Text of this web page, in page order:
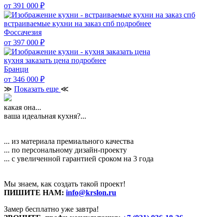
от 391 000 ₽
встраиваемые кухни на заказ спб подробнее
Фоссачезия
от 397 000 ₽
кухня заказать цена подробнее
Бранци
от 346 000 ₽
≫ Показать еще ≪
какая она...
ваша идеальная кухня?...
... из материала премиального качества
... по персональному дизайн-проекту
... с увеличенной гарантией сроком на 3 года
Мы знаем, как создать такой проект!
ПИШИТЕ НАМ: info@krslon.ru
Замер бесплатно уже завтра!